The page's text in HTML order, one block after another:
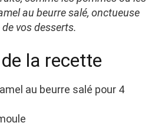
au beurre salé, onctueuse
vos desserts.
la recette
au beurre salé pour 4